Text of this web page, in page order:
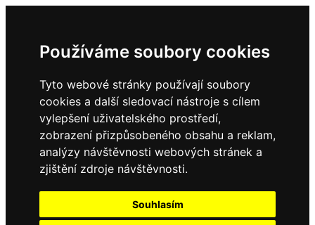
Používáme soubory cookies
Tyto webové stránky používají soubory
cookies a další sledovací nástroje s cílem
vylepšení uživatelského prostředí,
zobrazení přizpůsobeného obsahu a reklam,
analýzy návštěvnosti webových stránek a
zjištění zdroje návštěvnosti.
Souhlasím